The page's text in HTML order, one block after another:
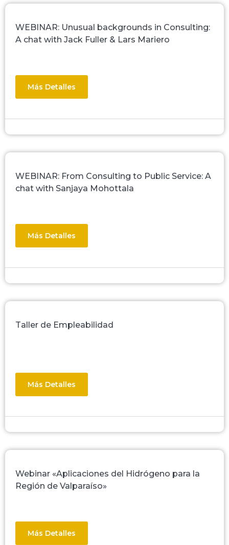
WEBINAR: Unusual backgrounds in Consulting:
A chat with Jack Fuller & Lars Mariero
Más Detalles
WEBINAR: From Consulting to Public Service: A
chat with Sanjaya Mohottala
Más Detalles
Taller de Empleabilidad
Más Detalles
Webinar «Aplicaciones del Hidrógeno para la
Región de Valparaíso»
Más Detalles